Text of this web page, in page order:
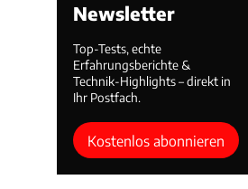
Newsletter
Top-Tests, echte
Erfahrungsberichte &
Technik-Highlights – direkt in
Ihr Postfach.
Kostenlos abonnieren